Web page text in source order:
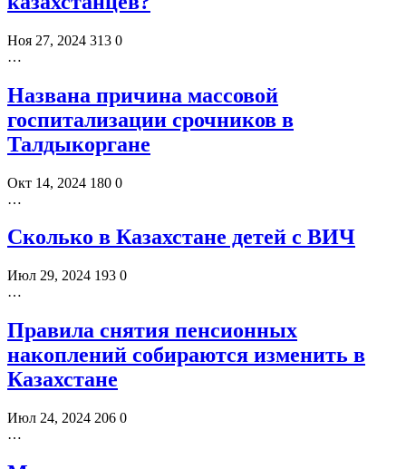
Ноя 27, 2024 313 0
…
Названа причина массовой
госпитализации срочников в
Талдыкоргане
Окт 14, 2024 180 0
…
Сколько в Казахстане детей с ВИЧ
Июл 29, 2024 193 0
…
Правила снятия пенсионных
накоплений собираются изменить в
Казахстане
Июл 24, 2024 206 0
…